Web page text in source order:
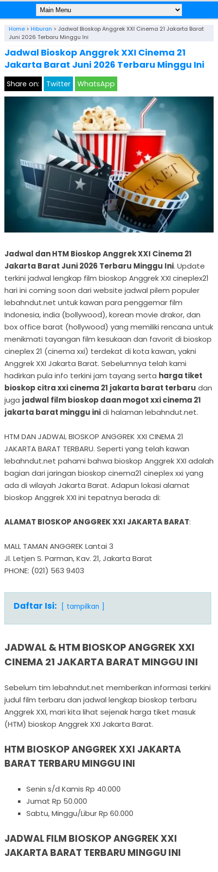
Home> Hiburan > Jadwal Bioskop Anggrek XXI Cinema 21 Jakarta Barat
Juni 2026 Terbaru Minggu Ini
Jadwal Bioskop Anggrek XXI Cinema 21
Jakarta Barat Juni 2026 Terbaru Minggu Ini
Share on: Twitter WhatsApp
Jadwal dan HTM Bioskop Anggrek XXI Cinema 21
Jakarta Barat Juni 2026 Terbaru Minggu Ini. Update
terkini jadwal lengkap film bioskop Anggrek XXI cineplex21
hari ini coming soon dari website jadwal pilem populer
lebahndut.net untuk kawan para penggemar film
Indonesia, india (bollywood), korean movie drakor, dan
box office barat (hollywood) yang memiliki rencana untuk
menikmati tayangan film kesukaan dan favorit di bioskop
cineplex 21 (cinema xxi) terdekat di kota kawan, yakni
Anggrek XXI Jakarta Barat. Sebelumnya telah kami
hadirkan pula info terkini jam tayang serta harga tiket
bioskop citra xxi cinema 21 jakarta barat terbaru dan
juga jadwal film bioskop daan mogot xxi cinema 21
jakarta barat minggu inidi halaman lebahndut.net.
HTM DAN JADWAL BIOSKOP ANGGREK XXI CINEMA 21
JAKARTA BARAT TERBARU. Seperti yang telah kawan
lebahndut.net pahami bahwa bioskop Anggrek XXI adalah
bagian dari jaringan bioskop cinema21 cineplex xxi yang
ada di wilayah Jakarta Barat. Adapun lokasi alamat
bioskop Anggrek XXI ini tepatnya berada di:
ALAMAT BIOSKOP ANGGREK XXI JAKARTA BARAT:
MALL TAMAN ANGGREK Lantai 3
Jl. Letjen S. Parman, Kav. 21, Jakarta Barat
PHONE: (021) 563 9403
Daftar Isi: tampilkan
JADWAL & HTM BIOSKOP ANGGREK XXI
CINEMA 21 JAKARTA BARAT MINGGU INI
Sebelum tim lebahndut.net memberikan informasi terkini
judul film terbaru dan jadwal lengkap bioskop terbaru
Anggrek XXI, mari kita lihat sejenak harga tiket masuk
(HTM) bioskop Anggrek XXI Jakarta Barat.
HTM BIOSKOP ANGGREK XXI JAKARTA
BARAT TERBARU MINGGU INI
Senin s/d Kamis Rp 40.000
Jumat Rp 50.000
Sabtu, Minggu/Libur Rp 60.000
JADWAL FILM BIOSKOP ANGGREK XXI
JAKARTA BARAT TERBARU MINGGU INI